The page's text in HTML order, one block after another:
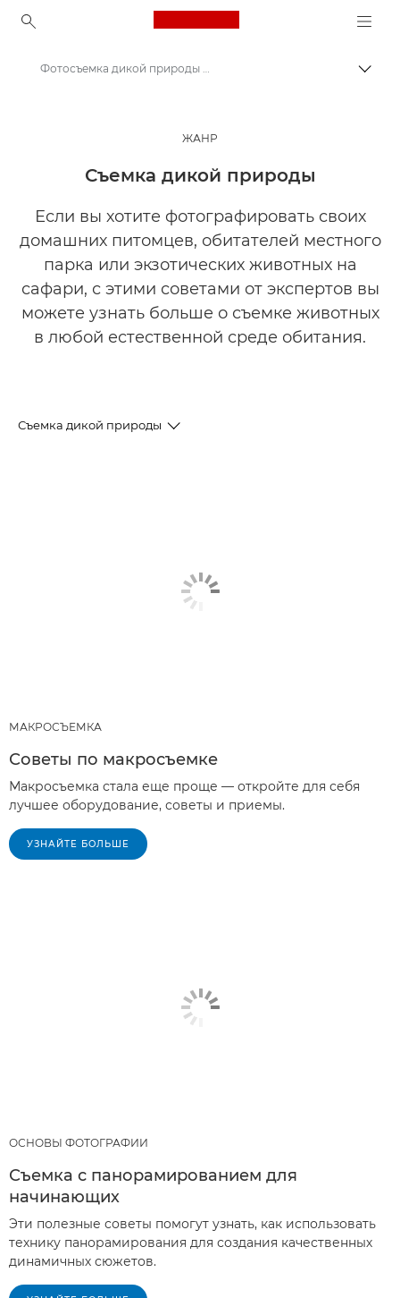
Canon Logo, back to
Мастерская творчества | Советы по фотографии и печати и руководства для покупателей
Истории о фотографии и творчестве
Фотосъемка дикой природы | Мастерская творчества
ЖАНР
Съемка дикой природы
Если вы хотите фотографировать своих
домашних питомцев, обитателей местного
парка или экзотических животных на
сафари, с этими советами от экспертов вы
можете узнать больше о съемке животных
в любой естественной среде обитания.
Съемка дикой природы
МАКРОСЪЕМКА
Советы по макросъемке
Макросъемка стала еще проще — откройте для себя
лучшее оборудование, советы и приемы.
УЗНАЙТЕ БОЛЬШЕ
ОСНОВЫ ФОТОГРАФИИ
Съемка с панорамированием для
начинающих
Эти полезные советы помогут узнать, как использовать
технику панорамирования для создания качественных
динамичных сюжетов.